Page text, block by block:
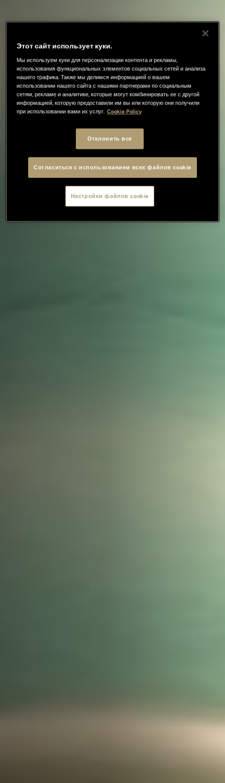
Этот сайт использует куки.
Мы используем куки для персонализации контента и рекламы,
использования функциональных элементов социальных сетей и анализа
нашего трафика. Также мы делимся информацией о вашем
использовании нашего сайта с нашими партнерами по социальным
сетям, рекламе и аналитике, которые могут комбинировать ее с другой
информацией, которую предоставили им вы или которую они получили
при использовании вами их услуг. Cookie Policy
Отклонить все
Согласиться с использованием всех файлов cookie
Настройки файлов cookie